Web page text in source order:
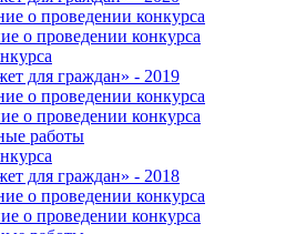
о проведении конкурса
о проведении конкурса
для граждан» - 2019
о проведении конкурса
о проведении конкурса
работы
для граждан» - 2018
о проведении конкурса
о проведении конкурса